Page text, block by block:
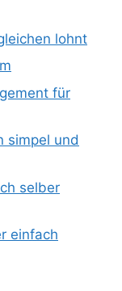
lohnt
für
simpel und
selber
einfach